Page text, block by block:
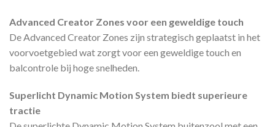
Advanced Creator Zones voor een geweldige touch
De Advanced Creator Zones zijn strategisch geplaatst in het
voorvoetgebied wat zorgt voor een geweldige touch en
balcontrole bij hoge snelheden.
Superlicht Dynamic Motion System biedt superieure
tractie